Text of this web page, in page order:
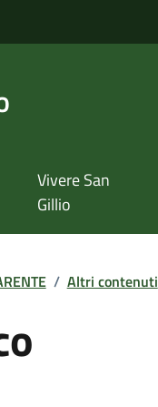
Vivere San
Gillio
/ Altri contenuti